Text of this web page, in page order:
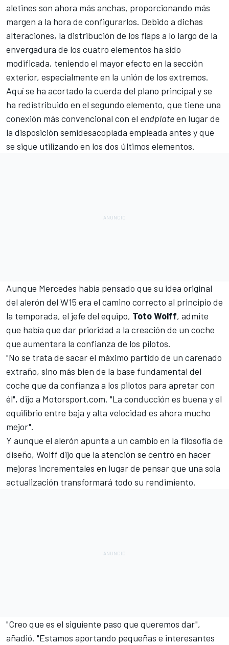
aletines son ahora más anchas, proporcionando más
margen a la hora de configurarlos. Debido a dichas
alteraciones, la distribución de los flaps a lo largo de la
envergadura de los cuatro elementos ha sido
modificada, teniendo el mayor efecto en la sección
exterior, especialmente en la unión de los extremos.
Aquí se ha acortado la cuerda del plano principal y se
ha redistribuido en el segundo elemento, que tiene una
conexión más convencional con el endplateen lugar de
la disposición semidesacoplada empleada antes y que
se sigue utilizando en los dos últimos elementos.
Aunque Mercedes había pensado que su idea original
del alerón del W15 era el camino correcto al principio de
la temporada, el jefe del equipo, Toto Wolff, admite
que había que dar prioridad a la creación de un coche
que aumentara la confianza de los pilotos.
"No se trata de sacar el máximo partido de un carenado
extraño, sino más bien de la base fundamental del
coche que da confianza a los pilotos para apretar con
él", dijo a Motorsport.com. "La conducción es buena y el
equilibrio entre baja y alta velocidad es ahora mucho
mejor".
Y aunque el alerón apunta a un cambio en la filosofía de
diseño, Wolff dijo que la atención se centró en hacer
mejoras incrementales en lugar de pensar que una sola
actualización transformará todo su rendimiento.
"Creo que es el siguiente paso que queremos dar",
añadió. "Estamos aportando pequeñas e interesantes